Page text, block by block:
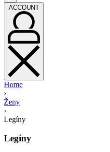
ACCOUNT
Home
›
Ženy
›
Legíny
Legíny